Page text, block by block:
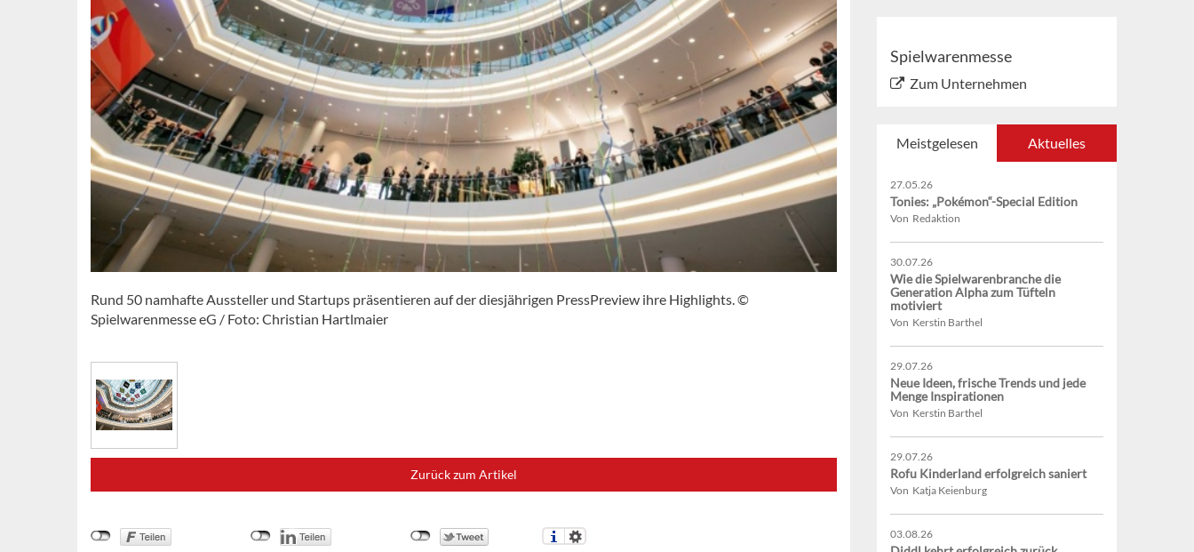
Rund 50 namhafte Aussteller und Startups präsentieren auf der diesjährigen PressPreview ihre Highlights. ©
Spielwarenmesse eG / Foto: Christian Hartlmaier
Zurück zum Artikel
Spielwarenmesse
Zum Unternehmen
Meistgelesen Aktuelles
27.05.26
Tonies: „Pokémon“-Special Edition
Von Redaktion
30.07.26
Wie die Spielwarenbranche die
Generation Alpha zum Tüfteln
motiviert
Von Kerstin Barthel
29.07.26
Neue Ideen, frische Trends und jede
Menge Inspirationen
Von Kerstin Barthel
29.07.26
Rofu Kinderland erfolgreich saniert
Von Katja Keienburg
03.08.26